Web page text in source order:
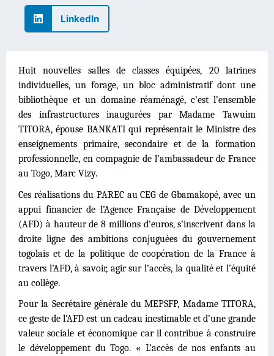
LinkedIn
Huit nouvelles salles de classes équipées, 20 latrines
individuelles, un forage, un bloc administratif dont une
bibliothèque et un domaine réaménagé, c’est l’ensemble
des infrastructures inaugurées par Madame Tawuim
TITORA, épouse BANKATI qui représentait le Ministre des
enseignements primaire, secondaire et de la formation
professionnelle, en compagnie de l’ambassadeur de France
au Togo, Marc Vizy.
Ces réalisations du PAREC au CEG de Gbamakopé, avec un
appui financier de l’Agence Française de Développement
(AFD) à hauteur de 8 millions d’euros, s’inscrivent dans la
droite ligne des ambitions conjuguées du gouvernement
togolais et de la politique de coopération de la France à
travers l’AFD, à savoir, agir sur l’accès, la qualité et l’équité
au collège.
Pour la Secrétaire générale du MEPSFP, Madame TITORA,
ce geste de l’AFD est un cadeau inestimable et d’une grande
valeur sociale et économique car il contribue à construire
le développement du Togo. « L’accès de nos enfants au